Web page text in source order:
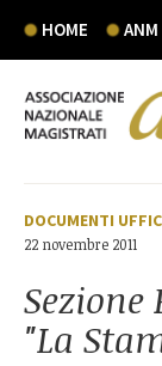
HOME ANM
DOCUMENTI
22 novembre 2011
"La